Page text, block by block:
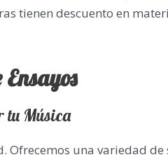
tienen descuento en
tu Música
una variedad